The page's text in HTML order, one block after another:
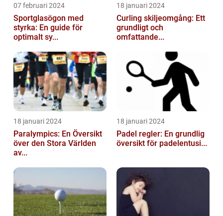
07 februari 2024
Sportglasögon med
styrka: En guide för
optimalt sy...
18 januari 2024
Curling skiljeomgång: Ett
grundligt och
omfattande...
18 januari 2024
Paralympics: En Översikt
över den Stora Världen
av...
18 januari 2024
Padel regler: En grundlig
översikt för padelentusi...